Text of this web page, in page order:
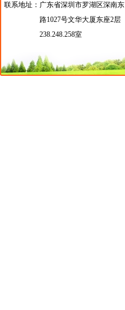
联系地址： 广东省深圳市罗湖区深南东
路1027号文华大厦东座2层
238.248.258室